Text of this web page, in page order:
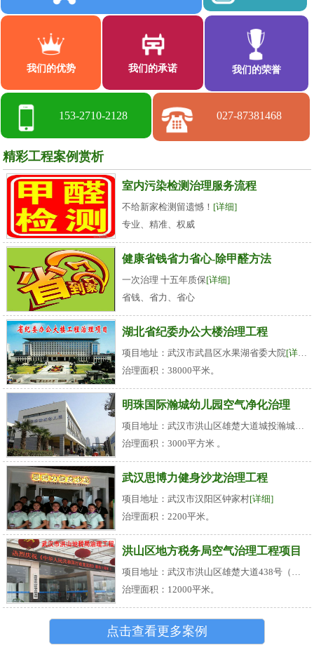
我们的优势 我们的承诺 我们的荣誉
153-2710-2128 027-87381468
精彩工程案例赏析
室内污染检测治理服务流程
不给新家检测留遗憾！ [详细]
专业、精准、权威
健康省钱省力省心-除甲醛方法
一次治理 十五年质保[详细]
省钱、省力、省心
湖北省纪委办公大楼治理工程
项目地址：武汉市武昌区水果湖省委大院[详细]
治理面积：38000平米。
明珠国际瀚城幼儿园空气净化治理
治理面积：3000平方米 。
武汉思博力健身沙龙治理工程
项目地址：武汉市汉阳区钟家村[详细]
治理面积：2200平米。
洪山区地方税务局空气治理工程项目
治理面积：12000平米。
点击查看更多案例